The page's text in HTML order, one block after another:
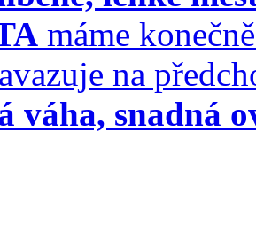
máme
na
váha, snadná